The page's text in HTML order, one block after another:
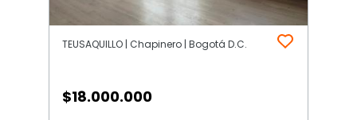
TEUSAQUILLO | Chapinero | Bogotá D.C.
$18.000.000